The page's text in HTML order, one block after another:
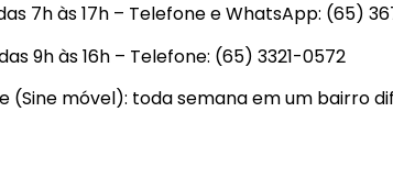
7h às 17h – Telefone e WhatsApp: (65)
9h às 16h – Telefone: (65) 3321-0572
(Sine móvel): toda semana em um bairro